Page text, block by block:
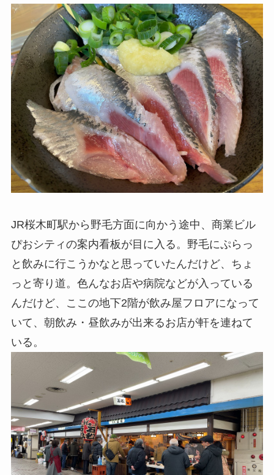
JR桜木町駅から野毛方面に向かう途中、商業ビル
ぴおシティの案内看板が目に入る。野毛にぷらっ
と飲みに行こうかなと思っていたんだけど、ちょ
っと寄り道。色んなお店や病院などが入っている
んだけど、ここの地下2階が飲み屋フロアになって
いて、朝飲み・昼飲みが出来るお店が軒を連ねて
いる。